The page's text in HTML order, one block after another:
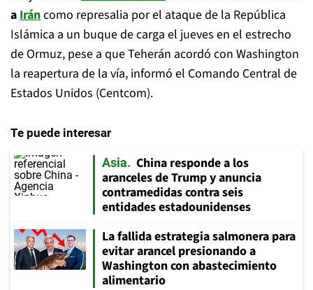
aIráncomo represalia por el ataque de la República
Islámica a un buque de carga el jueves en el estrecho
de Ormuz, pese a que Teherán acordó con Washington
la reapertura de la vía, informó el Comando Central de
Estados Unidos (Centcom).
Te puede interesar
Asia
China responde a los
aranceles de Trump y anuncia
contramedidas contra seis
entidades estadounidenses
La fallida estrategia salmonera para
evitar arancel presionando a
Washington con abastecimiento
alimentario